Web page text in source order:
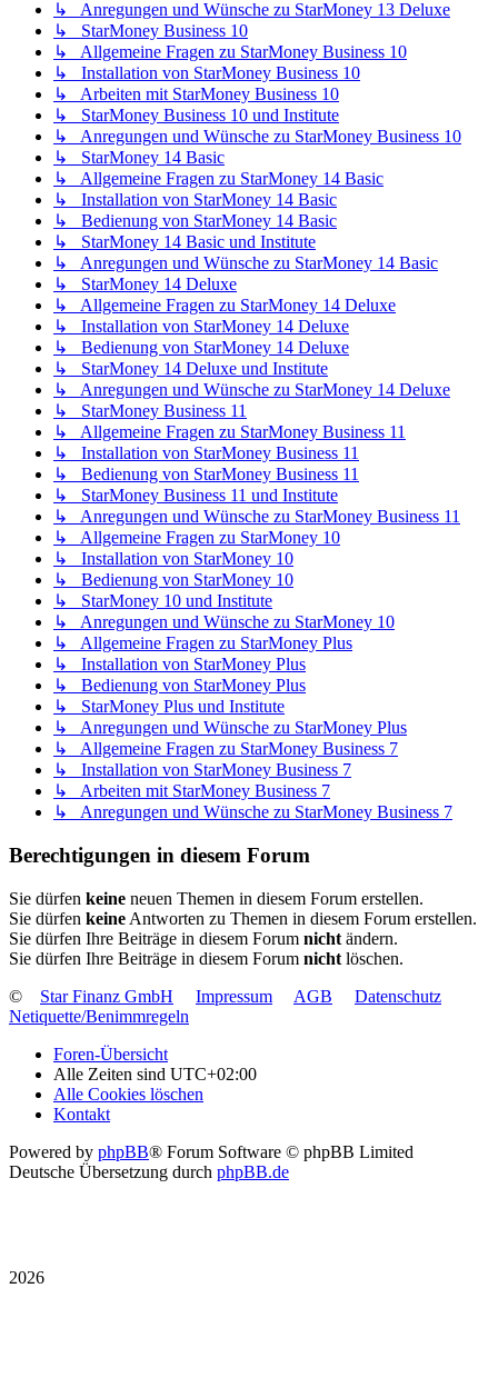
↳ Anregungen und Wünsche zu StarMoney 13 Deluxe
↳ StarMoney Business 10
↳ Allgemeine Fragen zu StarMoney Business 10
↳ Installation von StarMoney Business 10
↳ Arbeiten mit StarMoney Business 10
↳ StarMoney Business 10 und Institute
↳ Anregungen und Wünsche zu StarMoney Business 10
↳ StarMoney 14 Basic
↳ Allgemeine Fragen zu StarMoney 14 Basic
↳ Installation von StarMoney 14 Basic
↳ Bedienung von StarMoney 14 Basic
↳ StarMoney 14 Basic und Institute
↳ Anregungen und Wünsche zu StarMoney 14 Basic
↳ StarMoney 14 Deluxe
↳ Allgemeine Fragen zu StarMoney 14 Deluxe
↳ Installation von StarMoney 14 Deluxe
↳ Bedienung von StarMoney 14 Deluxe
↳ StarMoney 14 Deluxe und Institute
↳ Anregungen und Wünsche zu StarMoney 14 Deluxe
↳ StarMoney Business 11
↳ Allgemeine Fragen zu StarMoney Business 11
↳ Installation von StarMoney Business 11
↳ Bedienung von StarMoney Business 11
↳ StarMoney Business 11 und Institute
↳ Anregungen und Wünsche zu StarMoney Business 11
↳ Allgemeine Fragen zu StarMoney 10
↳ Installation von StarMoney 10
↳ Bedienung von StarMoney 10
↳ StarMoney 10 und Institute
↳ Anregungen und Wünsche zu StarMoney 10
↳ Allgemeine Fragen zu StarMoney Plus
↳ Installation von StarMoney Plus
↳ Bedienung von StarMoney Plus
↳ StarMoney Plus und Institute
↳ Anregungen und Wünsche zu StarMoney Plus
↳ Allgemeine Fragen zu StarMoney Business 7
↳ Installation von StarMoney Business 7
↳ Arbeiten mit StarMoney Business 7
↳ Anregungen und Wünsche zu StarMoney Business 7
Berechtigungen in diesem Forum
Sie dürfen keine neuen Themen in diesem Forum erstellen.
Sie dürfen keine Antworten zu Themen in diesem Forum erstellen.
Sie dürfen Ihre Beiträge in diesem Forum nicht ändern.
Sie dürfen Ihre Beiträge in diesem Forum nicht löschen.
©
Star Finanz GmbH Impressum AGB
Datenschutz
Netiquette/Benimmregeln
Foren-Übersicht
Alle Zeiten sind UTC+02:00
Alle Cookies löschen
Kontakt
Powered by phpBB® Forum Software © phpBB Limited
Deutsche Übersetzung durch phpBB.de
2026